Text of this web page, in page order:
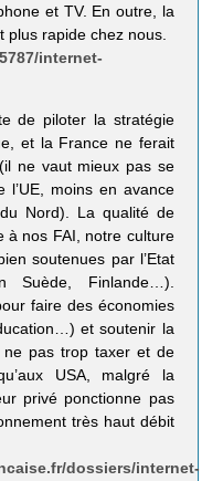
et TV. En outre, la
plus rapide chez nous.
internet-
de piloter la stratégie
et la France ne ferait
ne vaut mieux pas se
moins en avance
Nord). La qualité de
à nos FAI, notre culture
soutenues par l’Etat
Suède, Finlande…).
faire des économies
et soutenir la
ne pas trop taxer et de
USA, malgré la
privé ponctionne pas
très haut débit
dossiers/internet-